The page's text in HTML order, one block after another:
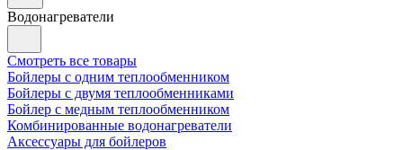
Водонагреватели
Смотреть все товары
Бойлеры с одним теплообменником
Бойлеры с двумя теплообменниками
Бойлер с медным теплообменником
Комбинированные водонагреватели
Аксессуары для бойлеров